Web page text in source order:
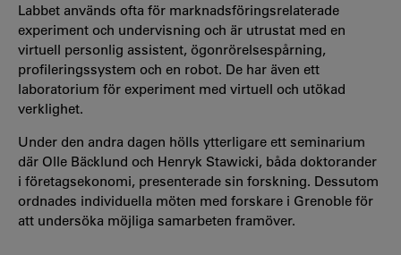
Labbet används ofta för marknadsföringsrelaterade
experiment och undervisning och är utrustat med en
virtuell personlig assistent, ögonrörelsespårning,
profileringssystem och en robot. De har även ett
laboratorium för experiment med virtuell och utökad
verklighet.
Under den andra dagen hölls ytterligare ett seminarium
där Olle Bäcklund och Henryk Stawicki, båda doktorander
i företagsekonomi, presenterade sin forskning. Dessutom
ordnades individuella möten med forskare i Grenoble för
att undersöka möjliga samarbeten framöver.